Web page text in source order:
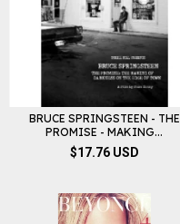
BRUCE SPRINGSTEEN - THE
PROMISE - MAKING...
$17.76 USD